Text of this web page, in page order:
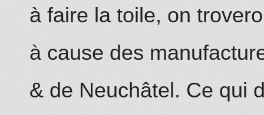
à faire la toile, on
à cause des
& de Neuchâtel. Ce qui